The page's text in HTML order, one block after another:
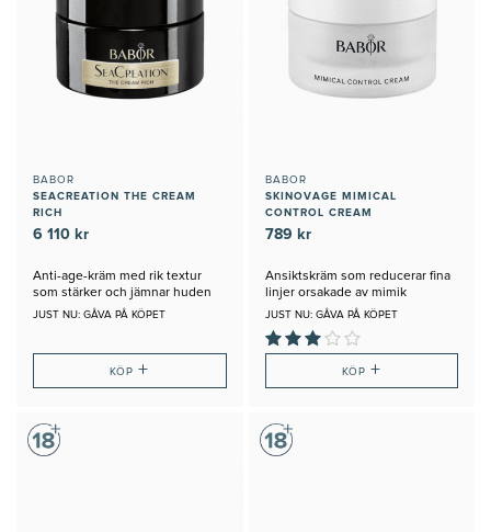
BABOR
SEACREATION THE CREAM
RICH
6 110 kr
Anti-age-kräm med rik textur
som stärker och jämnar huden
JUST NU: GÅVA PÅ KÖPET
KÖP+
BABOR
SKINOVAGE MIMICAL
CONTROL CREAM
789 kr
Ansiktskräm som reducerar fina
linjer orsakade av mimik
JUST NU: GÅVA PÅ KÖPET
KÖP +